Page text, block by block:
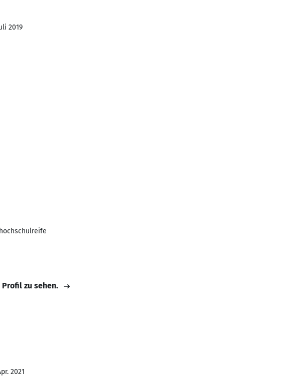
2019
Profil zu sehen.
2021